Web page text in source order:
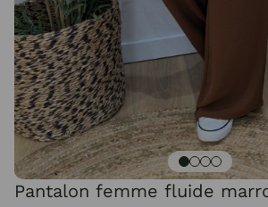
Pantalon femme fluide